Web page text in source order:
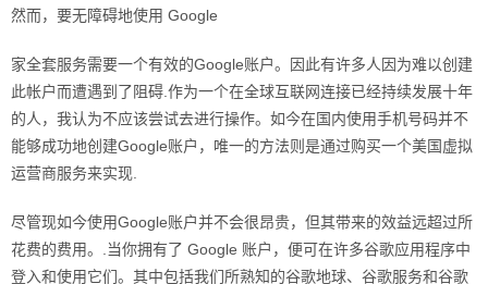
然而，要无障碍地使用 Google
家全套服务需要一个有效的Google账户。因此有许多人因为难以创建
此帐户而遭遇到了阻碍.作为一个在全球互联网连接已经持续发展十年
的人，我认为不应该尝试去进行操作。如今在国内使用手机号码并不
能够成功地创建Google账户，唯一的方法则是通过购买一个美国虚拟
运营商服务来实现.
尽管现如今使用Google账户并不会很昂贵，但其带来的效益远超过所
花费的费用。.当你拥有了 Google 账户，便可在许多谷歌应用程序中
登入和使用它们。其中包括我们所熟知的谷歌地球、谷歌服务和谷歌